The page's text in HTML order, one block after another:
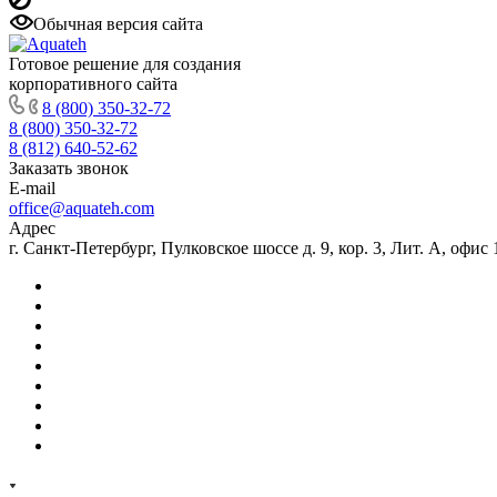
Обычная версия сайта
Готовое решение для создания
корпоративного сайта
8 (800) 350-32-72
8 (800) 350-32-72
8 (812) 640-52-62
Заказать звонок
E-mail
office@aquateh.com
Адрес
г. Санкт-Петербург, Пулковское шоссе д. 9, кор. 3, Лит. А, офис